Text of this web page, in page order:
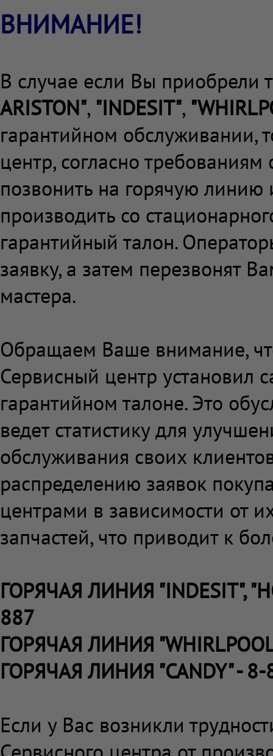
ВНИМАНИЕ!
В случае если Вы приобрели
ARISTON", "INDESIT", "
гарантийном обслуживании,
центр, согласно
позвонить на горячую линию
производить со
гарантийный талон.
заявку, а затем перезвонят
мастера.
Обращаем Ваше внимание,
Сервисный центр установил
гарантийном талоне. Это
ведет статистику для
обслуживания своих
распределению заявок
центрами в зависимости от
запчастей, что приводит к
ГОРЯЧАЯ ЛИНИЯ "INDESIT",
887
ГОРЯЧАЯ ЛИНИЯ "
ГОРЯЧАЯ ЛИНИЯ "CANDY"- 8-
Если у Вас возникли